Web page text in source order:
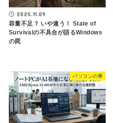
2025.11.09
容量不足？ いや違う！ State of
Survivalの不具合が語るWindows
の罠
パソコンの事